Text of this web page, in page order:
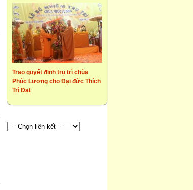
Dược Sư Thất Châu
Trao quyết định trụ trì chùa
Phúc Lương cho Đại đức Thích
Trí Đạt